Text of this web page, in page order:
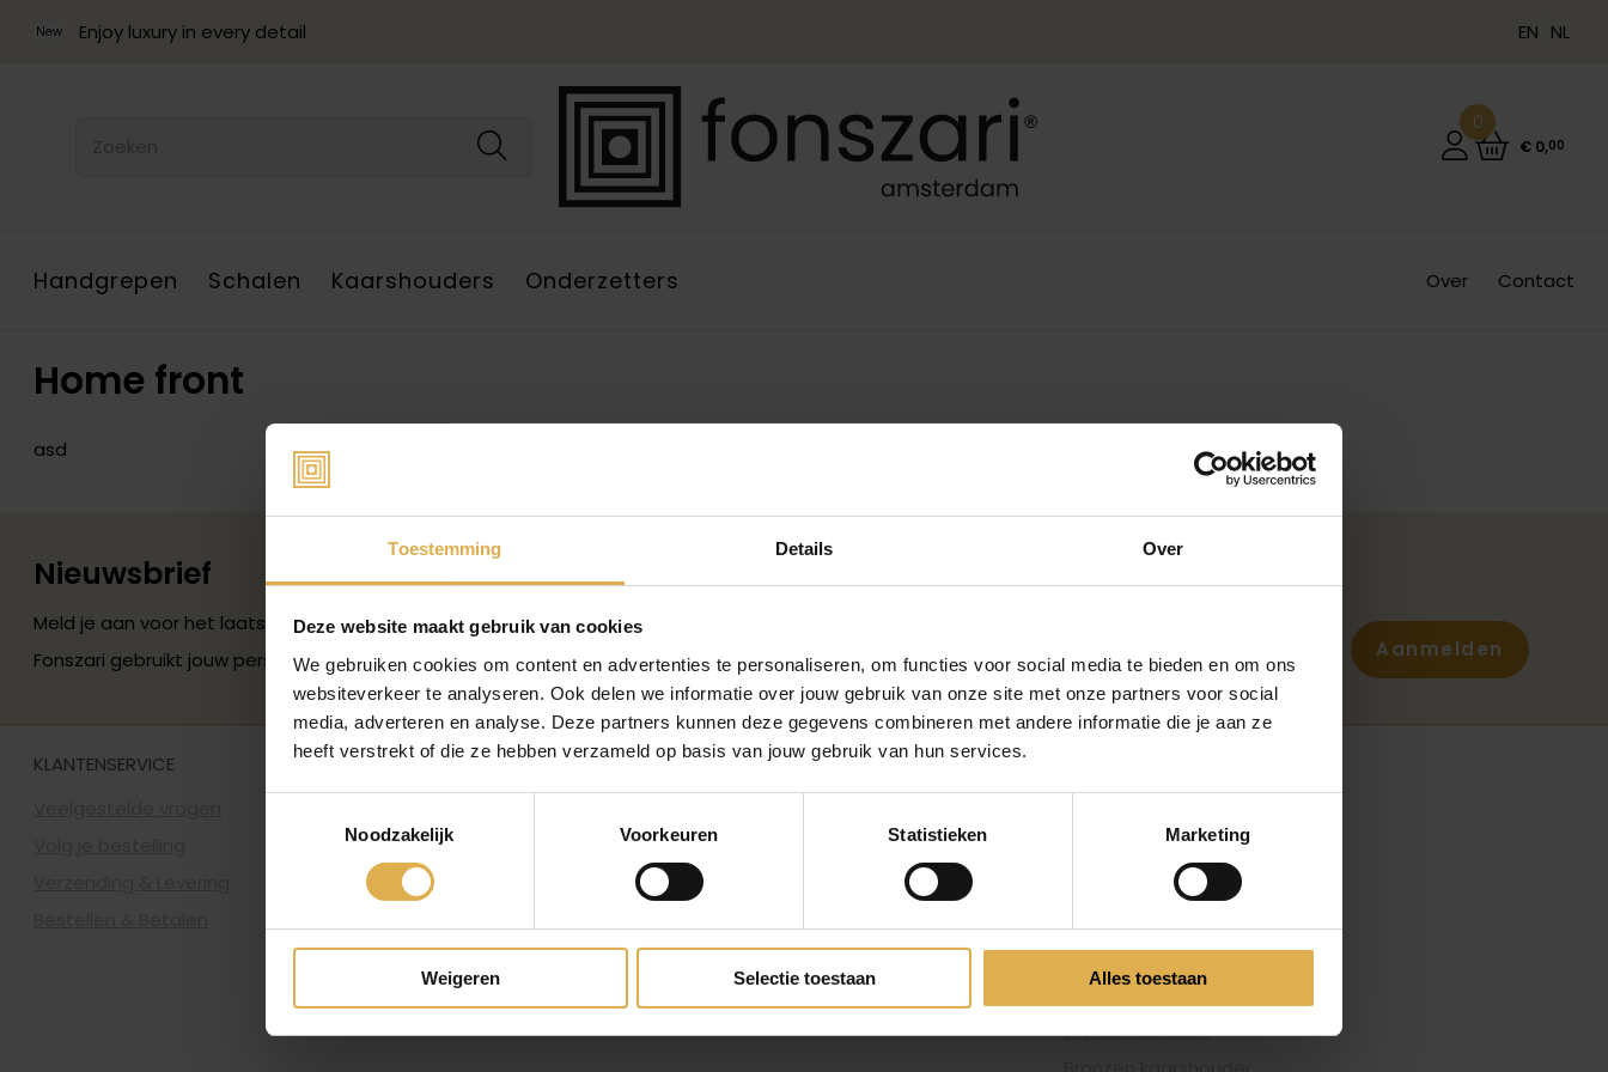
Toestemming Details Over
Deze website maakt gebruik van cookies
We gebruiken cookies om content en advertenties te personaliseren, om functies voor social media te bieden en om ons
websiteverkeer te analyseren. Ook delen we informatie over jouw gebruik van onze site met onze partners voor social
media, adverteren en analyse. Deze partners kunnen deze gegevens combineren met andere informatie die je aan ze
heeft verstrekt of die ze hebben verzameld op basis van jouw gebruik van hun services.
Noodzakelijk
Voorkeuren Statistieken Marketing
Weigeren Selectie toestaan Alles toestaan
New Enjoy luxury in every detail EN NL
0
€ 0,00
Handgrepen Schalen Kaarshouders Onderzetters Over Contact
Home front
asd
Nieuwsbrief
Meld je aan voor het laatste Fonszari-nieuws en ontvang exclusieve aanbiedingen.
Fonszari gebruikt jouw persoonsgegevens zoals beschreven in onsprivacybeleid. Aanmelden
KLANTENSERVICE
ONS BEDRIJF
Pers & PR
Partnerprogramma
Retourbeleid
Blokkandelaar
Luxe handgrepen
Messing handgreep
Messing handgrepen
Bronzen schalen